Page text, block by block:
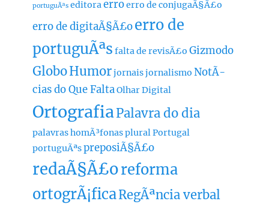
portuguÃªs editoraerroerro de conjugaÃ§Ã£o
erro de digitaÃ§Ã£oerro de
portuguÃªs falta de revisÃ£o Gizmodo
GloboHumorjornaisjornalismo NotÃ­
cias do Que FaltaOlhar Digital
OrtografiaPalavra do dia
palavras homÃ³fonaspluralPortugal
portuguÃªspreposiÃ§Ã£o
redaÃ§Ã£oreforma
ortogrÃ¡ficaRegÃªncia verbal